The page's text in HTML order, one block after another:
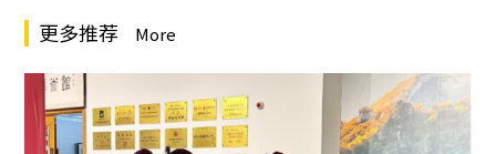
更多推荐 More